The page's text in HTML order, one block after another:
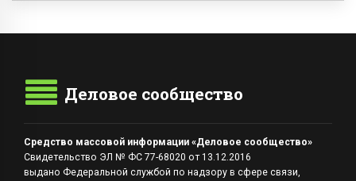
Деловое сообщество
Средство массовой информации «Деловое сообщество»
Свидетельство ЭЛ № ФС 77-68020 от 13.12.2016
выдано Федеральной службой по надзору в сфере связи,